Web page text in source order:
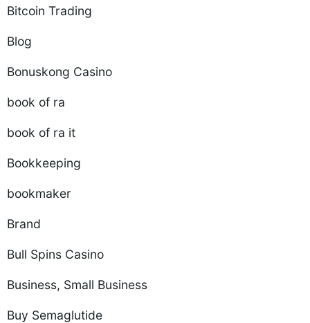
Bitcoin Trading
Blog
Bonuskong Casino
book of ra
book of ra it
Bookkeeping
bookmaker
Brand
Bull Spins Casino
Business, Small Business
Buy Semaglutide